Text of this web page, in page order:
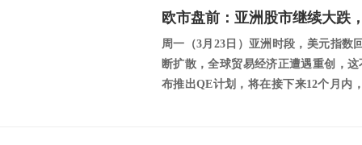
周一（3月23日）亚洲时段，美元指数
断扩散，全球贸易经济正遭遇重创，
布推出QE计划，将在接下来12个月内